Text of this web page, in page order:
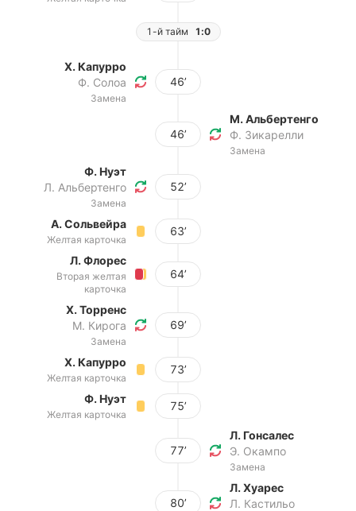
1-й тайм 1:0
Х. Капурро
Ф. Солоа
Замена
46’
46’
М. Альбертенго
Ф. Зикарелли
Замена
Ф. Нуэт
Л. Альбертенго
Замена
52’
А. Сольвейра
Желтая карточка
63’
Л. Флорес
Вторая желтая
карточка
64’
Х. Торренс
М. Кирога
Замена
69’
Х. Капурро
Желтая карточка
73’
Ф. Нуэт
Желтая карточка
75’
77’
Л. Гонсалес
Э. Окампо
Замена
80’
Л. Хуарес
Л. Кастильо